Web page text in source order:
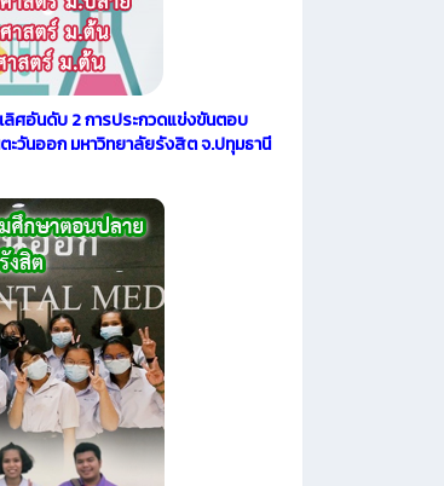
ลิศอันดับ 2 การประกวดแข่งขันตอบ
วันออก มหาวิทยาลัยรังสิต จ.ปทุมธานี